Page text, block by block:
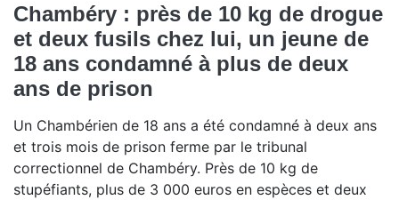
Chambéry : près de 10 kg de drogue
et deux fusils chez lui, un jeune de
18 ans condamné à plus de deux
ans de prison
Un Chambérien de 18 ans a été condamné à deux ans
et trois mois de prison ferme par le tribunal
correctionnel de Chambéry. Près de 10 kg de
stupéfiants, plus de 3 000 euros en espèces et deux